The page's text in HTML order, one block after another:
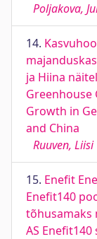
Poljakova,
14.
ja Hiina
Greenhouse
Growth in
and China
Ruuven, Liisi
15. Enefit
Enefit140
tõhusamaks
AS